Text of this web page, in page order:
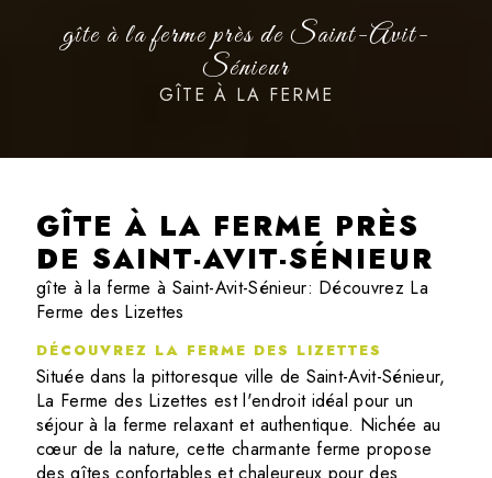
gîte à la ferme près de Saint-Avit-
Sénieur
GÎTE À LA FERME
GÎTE À LA FERME PRÈS
DE SAINT-AVIT-SÉNIEUR
gîte à la ferme à Saint-Avit-Sénieur: Découvrez La
Ferme des Lizettes
DÉCOUVREZ LA FERME DES LIZETTES
Située dans la pittoresque ville de Saint-Avit-Sénieur,
La Ferme des Lizettes est l'endroit idéal pour un
séjour à la ferme relaxant et authentique. Nichée au
cœur de la nature, cette charmante ferme propose